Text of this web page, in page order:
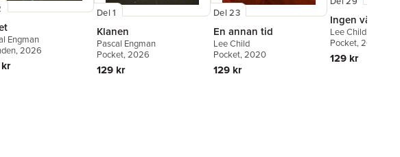
Engman
, 2026
Del 1
Klanen
Pascal Engman
Pocket, 2026
129 kr
Del 23
En annan tid
Lee Child
Pocket, 2020
129 kr
Ingen väg ut
Lee Child,
Pocket, 2026
129 kr